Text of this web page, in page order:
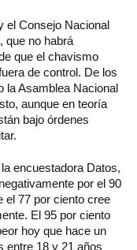
el Consejo Nacional
que no habrá
que el chavismo
de control. De los
la Asamblea Nacional
aunque en teoría
bajo órdenes
encuestadora Datos,
por el 90
el 77 por ciento cree
El 95 por ciento
hoy que hace un
entre 18 y 21 años